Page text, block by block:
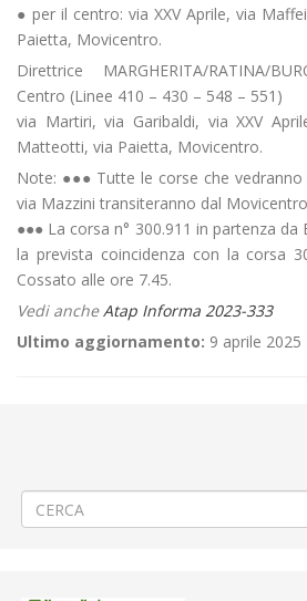
● per il centro: via XXV Aprile, via
Paietta, Movicentro.
Direttrice MARGHERITA/RATINA/
Centro (Linee 410 – 430 – 548 – 551)
via Martiri, via Garibaldi, via XXV
Matteotti, via Paietta, Movicentro.
Note: ●●● Tutte le corse che
via Mazzini transiteranno dal
●●● La corsa n° 300.911 in partenza da
la prevista coincidenza con la corsa
Cossato alle ore 7.45.
Vedi ancheAtap Informa 2023-333
Ultimo aggiornamento: 9 aprile 2025